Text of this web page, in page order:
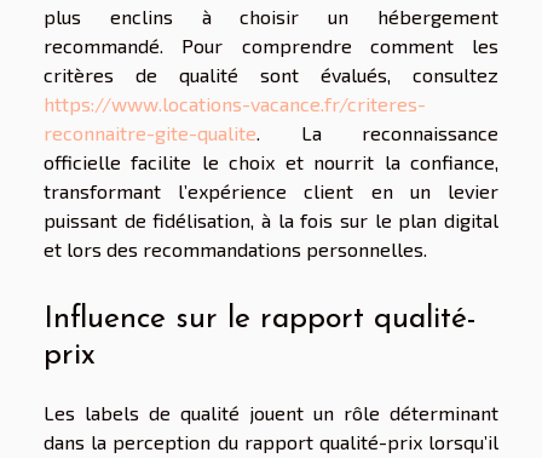
plus enclins à choisir un hébergement
recommandé. Pour comprendre comment les
critères de qualité sont évalués, consultez
https://www.locations-vacance.fr/criteres-
reconnaitre-gite-qualite . La reconnaissance
officielle facilite le choix et nourrit la confiance,
transformant l’expérience client en un levier
puissant de fidélisation, à la fois sur le plan digital
et lors des recommandations personnelles.
Influence sur le rapport qualité-
prix
Les labels de qualité jouent un rôle déterminant
dans la perception du rapport qualité-prix lorsqu’il